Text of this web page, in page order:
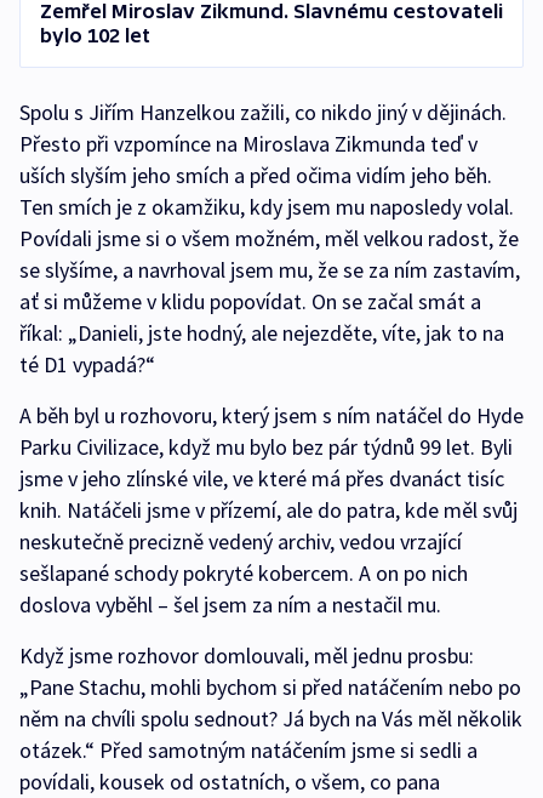
Zemřel Miroslav Zikmund. Slavnému cestovateli
bylo 102 let
Spolu s Jiřím Hanzelkou zažili, co nikdo jiný v dějinách.
Přesto při vzpomínce na Miroslava Zikmunda teď v
uších slyším jeho smích a před očima vidím jeho běh.
Ten smích je z okamžiku, kdy jsem mu naposledy volal.
Povídali jsme si o všem možném, měl velkou radost, že
se slyšíme, a navrhoval jsem mu, že se za ním zastavím,
ať si můžeme v klidu popovídat. On se začal smát a
říkal: „Danieli, jste hodný, ale nejezděte, víte, jak to na
té D1 vypadá?“
A běh byl u rozhovoru, který jsem s ním natáčel do Hyde
Parku Civilizace, když mu bylo bez pár týdnů 99 let. Byli
jsme v jeho zlínské vile, ve které má přes dvanáct tisíc
knih. Natáčeli jsme v přízemí, ale do patra, kde měl svůj
neskutečně precizně vedený archiv, vedou vrzající
sešlapané schody pokryté kobercem. A on po nich
doslova vyběhl – šel jsem za ním a nestačil mu.
Když jsme rozhovor domlouvali, měl jednu prosbu:
„Pane Stachu, mohli bychom si před natáčením nebo po
něm na chvíli spolu sednout? Já bych na Vás měl několik
otázek.“ Před samotným natáčením jsme si sedli a
povídali, kousek od ostatních, o všem, co pana